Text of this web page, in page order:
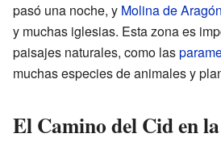
pasó una noche, y Molina de Aragón
y muchas iglesias. Esta zona es
paisajes naturales, como las
muchas especies de animales y
El Camino del Cid en